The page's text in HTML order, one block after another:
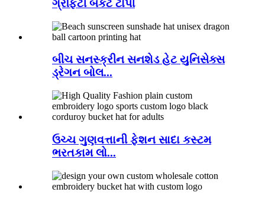
ગ્રેફિટી બકેટ ટોપી
બીચ સનસ્ક્રીન સનશેડ હેટ યુનિસેક્સ
ડ્રેગન બોલ...
ઉચ્ચ ગુણવત્તાની ફેશન સાદા કસ્ટમ
ભરતકામ લો...